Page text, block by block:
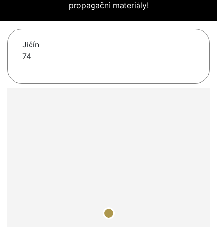
propagační materiály!
Jičín
74